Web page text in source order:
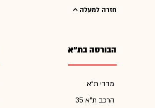
חזרה למעלה
הבורסה בת"א
מדדי ת"א
הרכב ת"א 35